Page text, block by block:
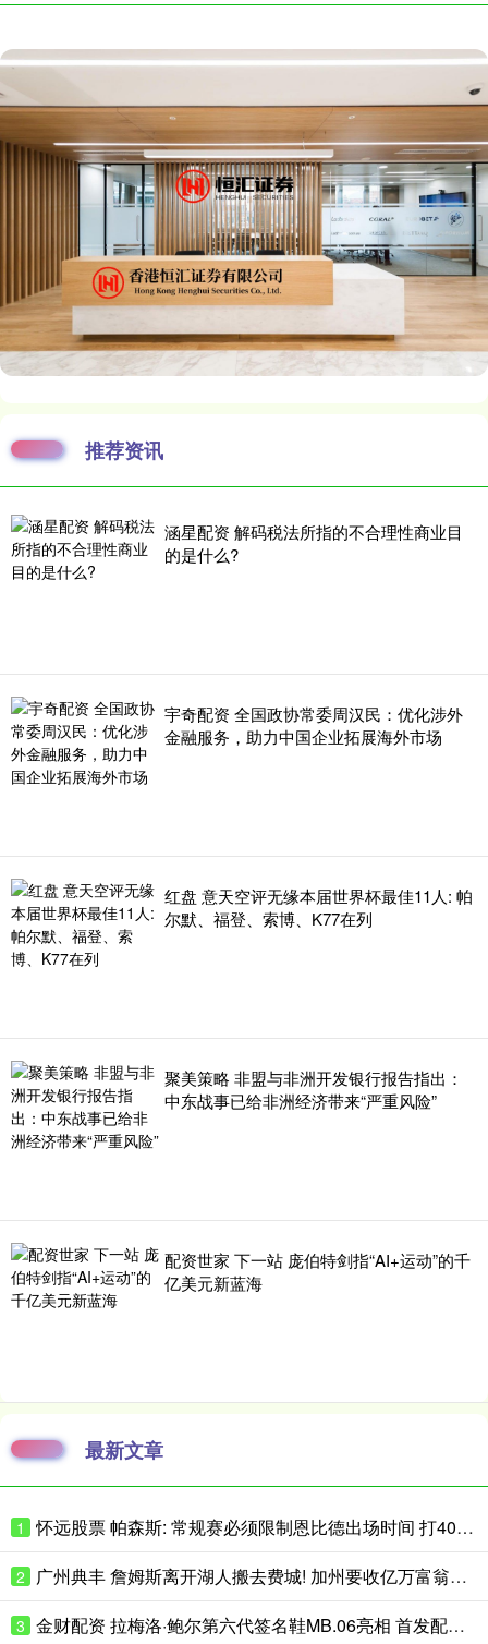
推荐资讯
涵星配资 解码税法所指的不合理性商业目
的是什么?
宇奇配资 全国政协常委周汉民：优化涉外
金融服务，助力中国企业拓展海外市场
红盘 意天空评无缘本届世界杯最佳11人: 帕
尔默、福登、索博、K77在列
聚美策略 非盟与非洲开发银行报告指出：
中东战事已给非洲经济带来“严重风险”
配资世家 下一站 庞伯特剑指“AI+运动”的千
亿美元新蓝海
最新文章
1 怀远股票 帕森斯: 常规赛必须限制恩比德出场时间 打40场&每场25分钟就行了
2 广州典丰 詹姆斯离开湖人搬去费城! 加州要收亿万富翁税, 搬走也白搭?
3 金财配资 拉梅洛·鲍尔第六代签名鞋MB.06亮相 首发配色将于近日小面积发售